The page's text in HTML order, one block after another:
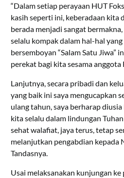
“Dalam setiap perayaan HUT
kasih seperti ini, keberadaan kita
berada menjadi sangat
selalu kompak dalam hal-hal
bersemboyan “Salam Satu Jiwa”
perekat bagi kita sesama anggota
Lanjutnya, secara pribadi dan
yang baik ini saya mengucapkan
ulang tahun, saya berharap
kita selalu dalam lindungan
sehat walafiat, jaya terus, tetap
melanjutkan pengabdian kepada
Tandasnya.
Usai melaksanakan kunjungan